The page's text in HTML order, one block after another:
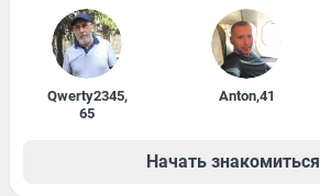
Qwerty2345,
65
Anton,41
Начать знакомиться